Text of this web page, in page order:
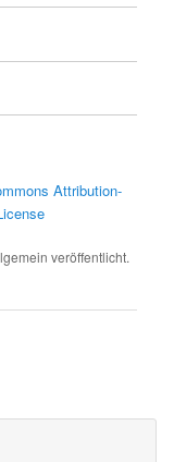
Attribution-
veröffentlicht.